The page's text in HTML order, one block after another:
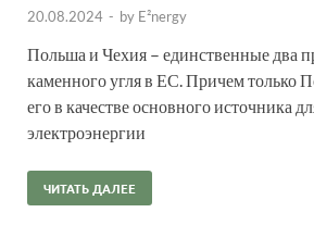
20.08.2024 - by E²nergy
Польша и Чехия – единственные два
каменного угля в ЕС. Причем только
его в качестве основного источника
электроэнергии
ЧИТАТЬ ДАЛЕЕ